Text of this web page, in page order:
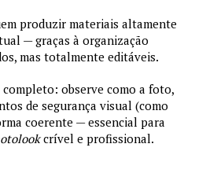
produzir materiais altamente
— graças à organização
mas totalmente editáveis.
observe como a foto,
de segurança visual (como
coerente — essencial para
crível e profissional.